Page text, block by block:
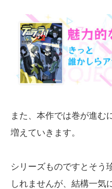
また、本作では巻が進む
増えていきます。
シリーズものですとそう
しれませんが、結構一気